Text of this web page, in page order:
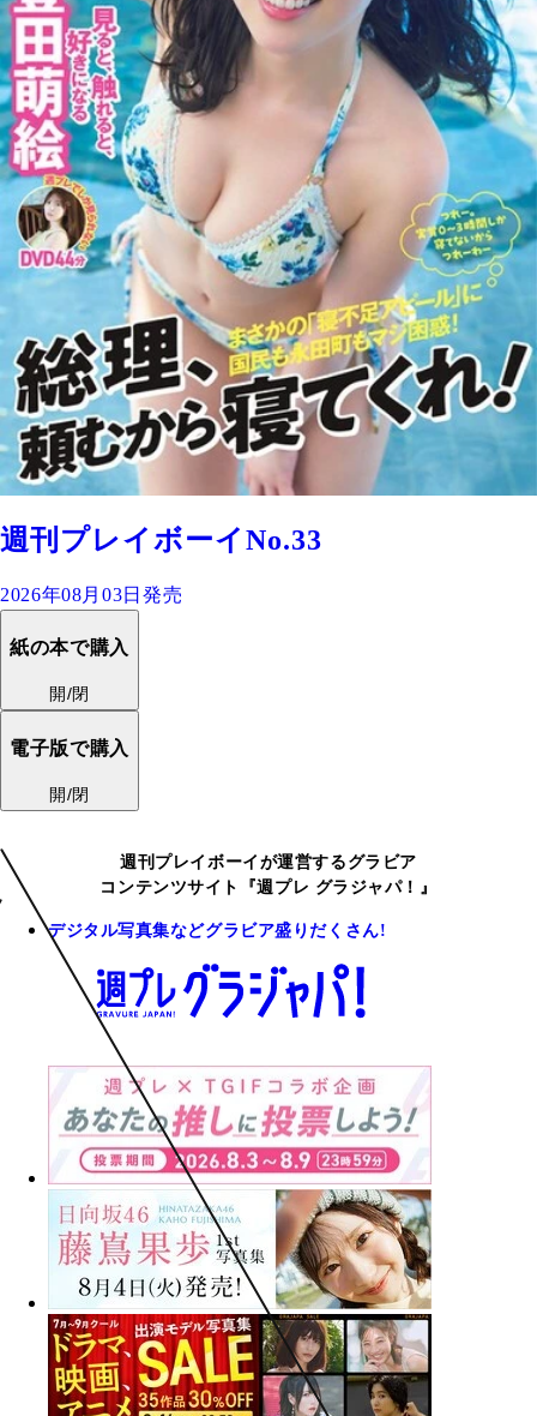
週刊プレイボーイNo.33
2026年08月03日発売
紙の本で購入
開/閉
電子版で購入
開/閉
週刊プレイボーイが運営するグラビア
コンテンツサイト『週プレ グラジャパ！』
デジタル写真集などグラビア盛りだくさん!